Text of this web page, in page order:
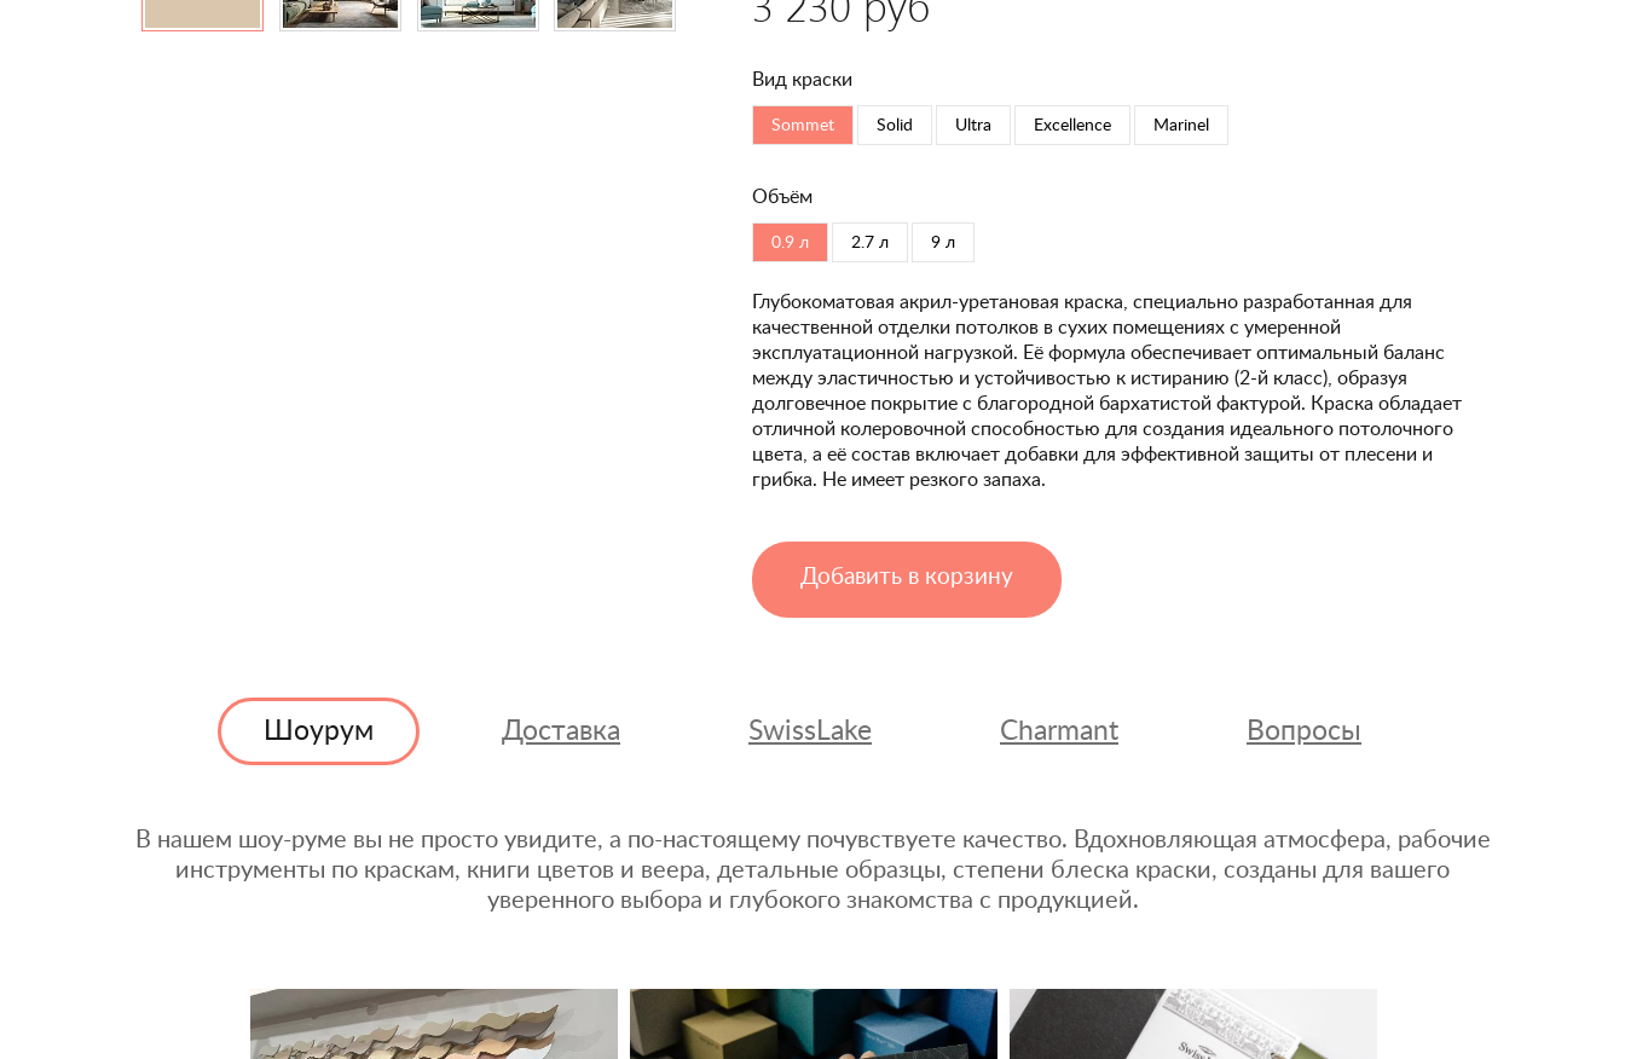
Вид краски
Sommet Solid Ultra Excellence Marinel
Объём
0.9 л 2.7 л 9 л
Глубокоматовая акрил-уретановая краска, специально разработанная для
качественной отделки потолков в сухих помещениях с умеренной
эксплуатационной нагрузкой. Её формула обеспечивает оптимальный баланс
между эластичностью и устойчивостью к истиранию (2-й класс), образуя
долговечное покрытие с благородной бархатистой фактурой. Краска обладает
отличной колеровочной способностью для создания идеального потолочного
цвета, а её состав включает добавки для эффективной защиты от плесени и
грибка. Не имеет резкого запаха.
Добавить в корзину
Шоурум Доставка SwissLake Charmant Вопросы
В нашем шоу-руме вы не просто увидите, а по-настоящему почувствуете качество. Вдохновляющая атмосфера, рабочие
инструменты по краскам, книги цветов и веера, детальные образцы, степени блеска краски, созданы для вашего
уверенного выбора и глубокого знакомства с продукцией.